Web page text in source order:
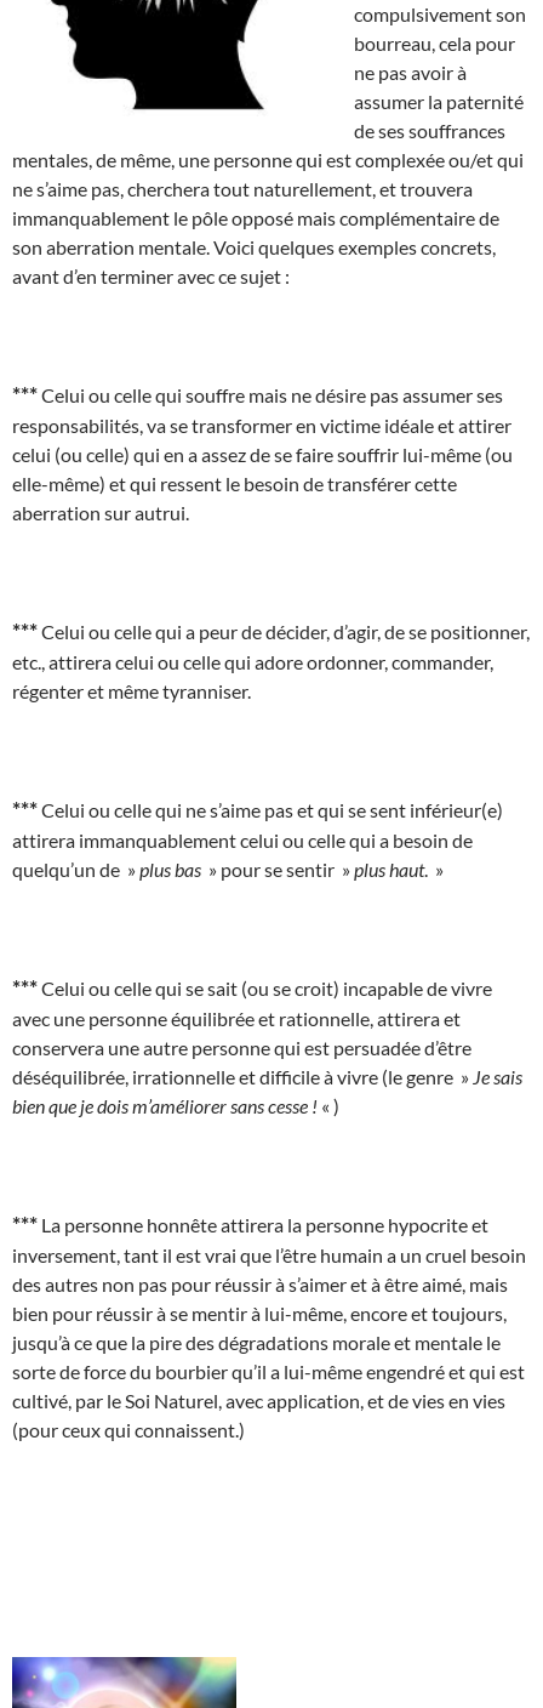
compulsivement son
bourreau, cela pour
ne pas avoir à
assumer la paternité
de ses souffrances
mentales, de même, une personne qui est complexée ou/et qui
ne s’aime pas, cherchera tout naturellement, et trouvera
immanquablement le pôle opposé mais complémentaire de
son aberration mentale. Voici quelques exemples concrets,
avant d’en terminer avec ce sujet :
***Celui ou celle qui souffre mais ne désire pas assumer ses
responsabilités, va se transformer en victime idéale et attirer
celui (ou celle) qui en a assez de se faire souffrir lui-même (ou
elle-même) et qui ressent le besoin de transférer cette
aberration sur autrui.
***Celui ou celle qui a peur de décider, d’agir, de se positionner,
etc., attirera celui ou celle qui adore ordonner, commander,
régenter et même tyranniser.
***Celui ou celle qui ne s’aime pas et qui se sent inférieur(e)
attirera immanquablement celui ou celle qui a besoin de
quelqu’un de »plus bas » pour se sentir »plus haut. »
***Celui ou celle qui se sait (ou se croit) incapable de vivre
avec une personne équilibrée et rationnelle, attirera et
conservera une autre personne qui est persuadée d’être
déséquilibrée, irrationnelle et difficile à vivre (le genre » Je sais
bien que je dois m’améliorer sans cesse ! « )
*** La personne honnête attirera la personne hypocrite et
inversement, tant il est vrai que l’être humain a un cruel besoin
des autres non pas pour réussir à s’aimer et à être aimé, mais
bien pour réussir à se mentir à lui-même, encore et toujours,
jusqu’à ce que la pire des dégradations morale et mentale le
sorte de force du bourbier qu’il a lui-même engendré et qui est
cultivé, par le Soi Naturel, avec application, et de vies en vies
(pour ceux qui connaissent.)